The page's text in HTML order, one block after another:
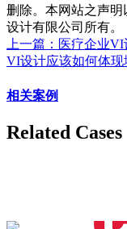
删除。本网站之声
设计有限公司所有。
上一篇：医疗企业
VI设计应该如何体现
相关案例
Related Cases